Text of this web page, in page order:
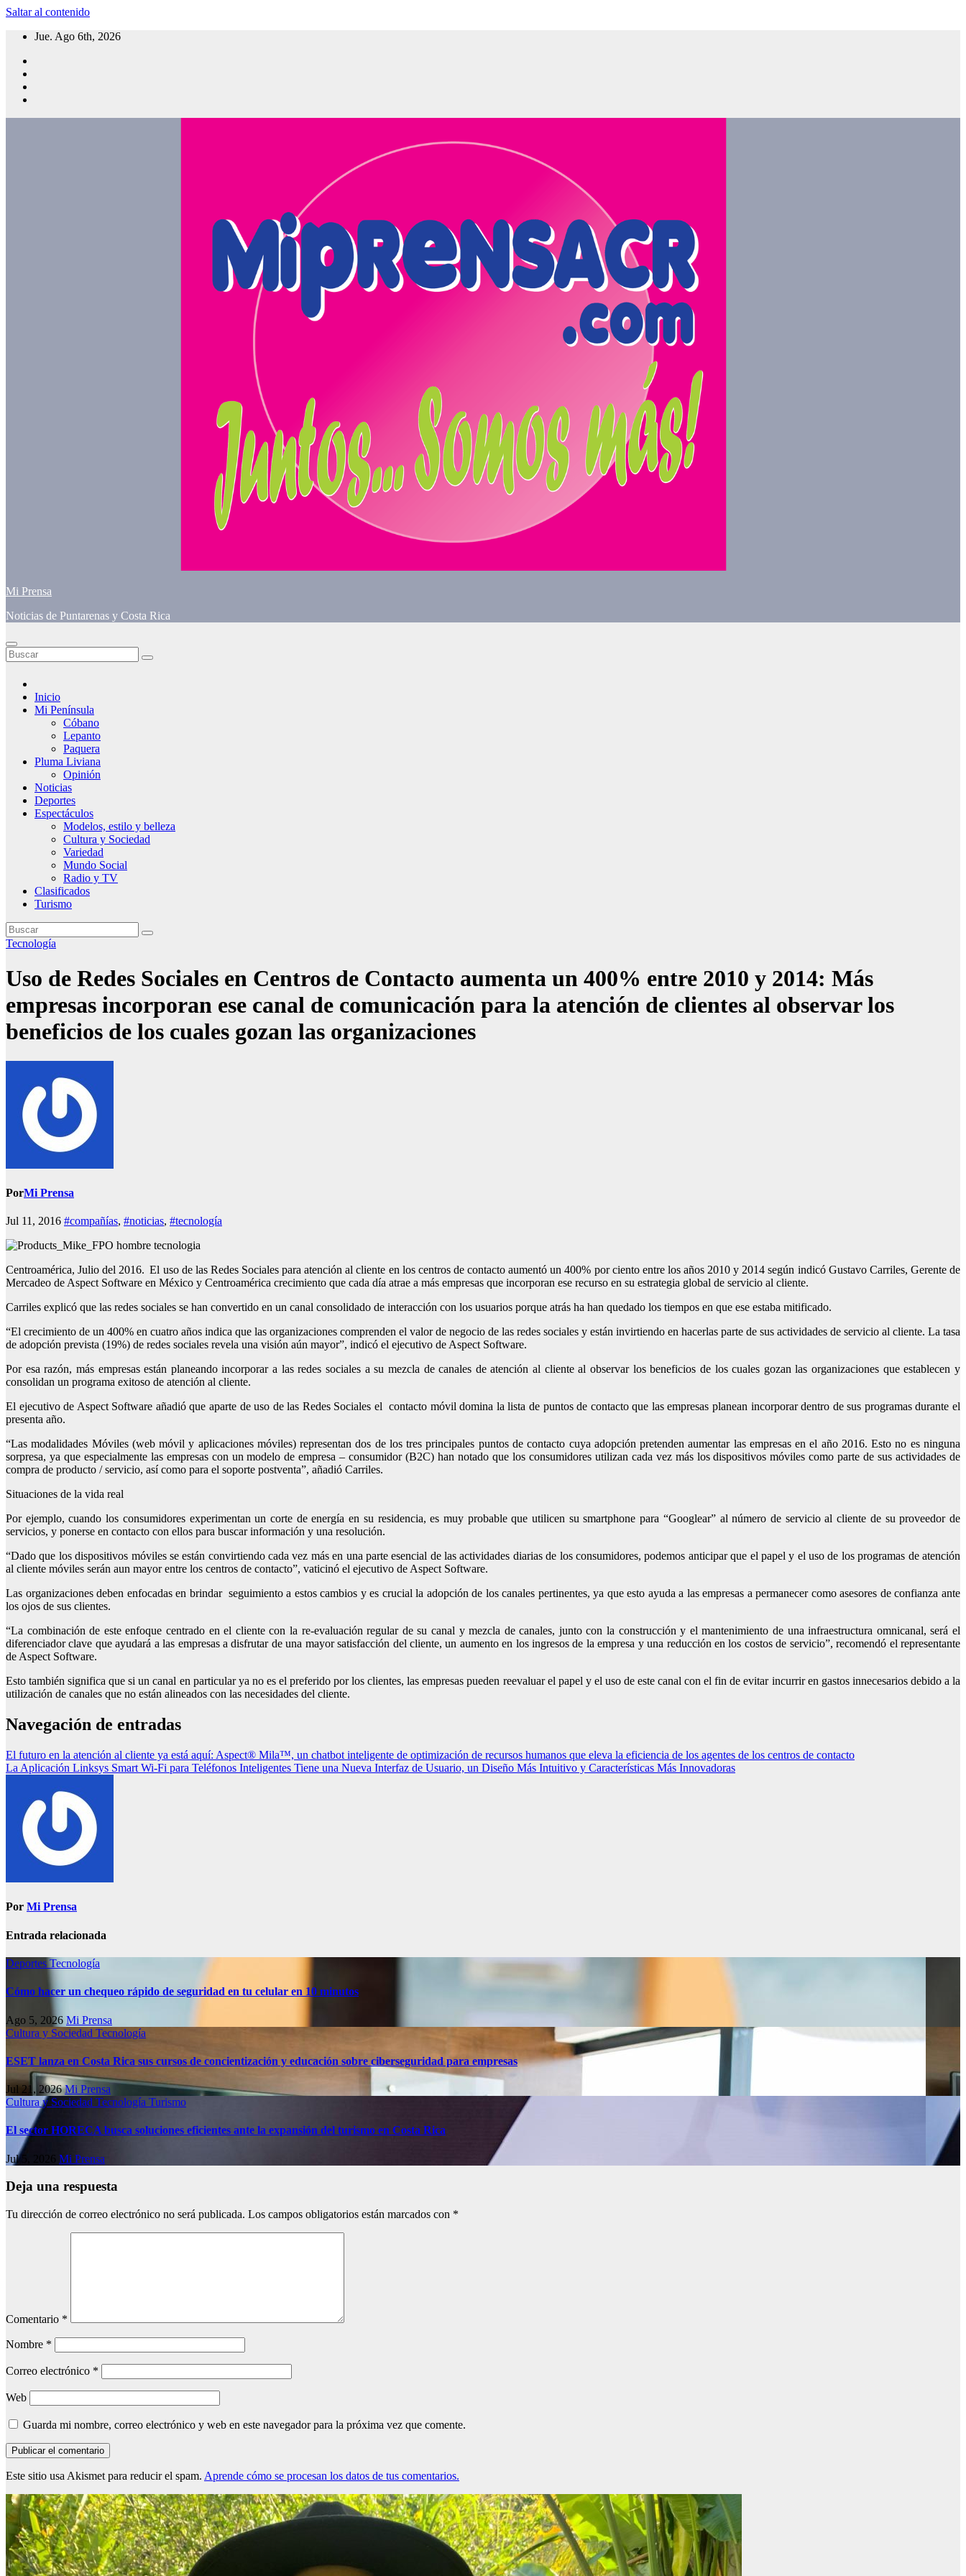
Saltar al contenido
Jue. Ago 6th, 2026
Mi Prensa
Noticias de Puntarenas y Costa Rica
Inicio
Mi Península
Cóbano
Lepanto
Paquera
Pluma Liviana
Opinión
Noticias
Deportes
Espectáculos
Modelos, estilo y belleza
Cultura y Sociedad
Variedad
Mundo Social
Radio y TV
Clasificados
Turismo
Tecnología
Uso de Redes Sociales en Centros de Contacto aumenta un 400% entre 2010 y 2014: Más
empresas incorporan ese canal de comunicación para la atención de clientes al observar los
beneficios de los cuales gozan las organizaciones
PorMi Prensa
Jul 11, 2016 #compañías, #noticias, #tecnología
Centroamérica, Julio del 2016. El uso de las Redes Sociales para atención al cliente en los centros de contacto aumentó un 400% por ciento entre los años 2010 y 2014 según indicó Gustavo Carriles, Gerente de
Mercadeo de Aspect Software en México y Centroamérica crecimiento que cada día atrae a más empresas que incorporan ese recurso en su estrategia global de servicio al cliente.
Carriles explicó que las redes sociales se han convertido en un canal consolidado de interacción con los usuarios porque atrás ha han quedado los tiempos en que ese estaba mitificado.
“El crecimiento de un 400% en cuatro años indica que las organizaciones comprenden el valor de negocio de las redes sociales y están invirtiendo en hacerlas parte de sus actividades de servicio al cliente. La tasa
de adopción prevista (19%) de redes sociales revela una visión aún mayor”, indicó el ejecutivo de Aspect Software.
Por esa razón, más empresas están planeando incorporar a las redes sociales a su mezcla de canales de atención al cliente al observar los beneficios de los cuales gozan las organizaciones que establecen y
consolidan un programa exitoso de atención al cliente.
El ejecutivo de Aspect Software añadió que aparte de uso de las Redes Sociales el contacto móvil domina la lista de puntos de contacto que las empresas planean incorporar dentro de sus programas durante el
presenta año.
“Las modalidades Móviles (web móvil y aplicaciones móviles) representan dos de los tres principales puntos de contacto cuya adopción pretenden aumentar las empresas en el año 2016. Esto no es ninguna
sorpresa, ya que especialmente las empresas con un modelo de empresa – consumidor (B2C) han notado que los consumidores utilizan cada vez más los dispositivos móviles como parte de sus actividades de
compra de producto / servicio, así como para el soporte postventa”, añadió Carriles.
Situaciones de la vida real
Por ejemplo, cuando los consumidores experimentan un corte de energía en su residencia, es muy probable que utilicen su smartphone para “Googlear” al número de servicio al cliente de su proveedor de
servicios, y ponerse en contacto con ellos para buscar información y una resolución.
“Dado que los dispositivos móviles se están convirtiendo cada vez más en una parte esencial de las actividades diarias de los consumidores, podemos anticipar que el papel y el uso de los programas de atención
al cliente móviles serán aun mayor entre los centros de contacto”, vaticinó el ejecutivo de Aspect Software.
Las organizaciones deben enfocadas en brindar seguimiento a estos cambios y es crucial la adopción de los canales pertinentes, ya que esto ayuda a las empresas a permanecer como asesores de confianza ante
los ojos de sus clientes.
“La combinación de este enfoque centrado en el cliente con la re-evaluación regular de su canal y mezcla de canales, junto con la construcción y el mantenimiento de una infraestructura omnicanal, será el
diferenciador clave que ayudará a las empresas a disfrutar de una mayor satisfacción del cliente, un aumento en los ingresos de la empresa y una reducción en los costos de servicio”, recomendó el representante
de Aspect Software.
Esto también significa que si un canal en particular ya no es el preferido por los clientes, las empresas pueden reevaluar el papel y el uso de este canal con el fin de evitar incurrir en gastos innecesarios debido a la
utilización de canales que no están alineados con las necesidades del cliente.
Navegación de entradas
El futuro en la atención al cliente ya está aquí: Aspect® Mila™, un chatbot inteligente de optimización de recursos humanos que eleva la eficiencia de los agentes de los centros de contacto
La Aplicación Linksys Smart Wi-Fi para Teléfonos Inteligentes Tiene una Nueva Interfaz de Usuario, un Diseño Más Intuitivo y Características Más Innovadoras
Por Mi Prensa
Entrada relacionada
Deportes Tecnología
Cómo hacer un chequeo rápido de seguridad en tu celular en 10 minutos
Ago 5, 2026 Mi Prensa
Cultura y Sociedad Tecnología
ESET lanza en Costa Rica sus cursos de concientización y educación sobre ciberseguridad para empresas
Jul 21, 2026Mi Prensa
Cultura y Sociedad Tecnología Turismo
El sector HORECA busca soluciones eficientes ante la expansión del turismo en Costa Rica
Jul 5, 2026 Mi Prensa
Deja una respuesta
Tu dirección de correo electrónico no será publicada. Los campos obligatorios están marcados con *
Comentario *
Nombre *
Correo electrónico *
Web
Guarda mi nombre, correo electrónico y web en este navegador para la próxima vez que comente.
Este sitio usa Akismet para reducir el spam. Aprende cómo se procesan los datos de tus comentarios.